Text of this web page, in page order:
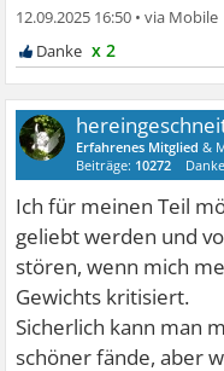
12.09.2025 16:50 •
x 2
Erfahrenes Mitglied &
Beiträge: 10272
Ich für meinen Teil
geliebt werden und
stören, wenn mich
Gewichts kritisiert.
Sicherlich kann man
schöner fände, aber